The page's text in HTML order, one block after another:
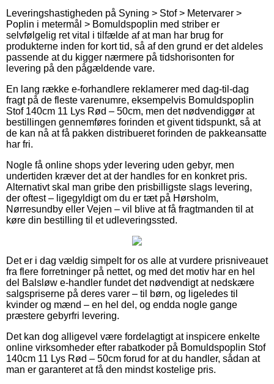
Leveringshastigheden på Syning > Stof > Metervarer >
Poplin i metermål > Bomuldspoplin med striber er
selvfølgelig ret vital i tilfælde af at man har brug for
produkterne inden for kort tid, så af den grund er det aldeles
passende at du kigger nærmere på tidshorisonten for
levering på den pågældende vare.
En lang række e-forhandlere reklamerer med dag-til-dag
fragt på de fleste varenumre, eksempelvis Bomuldspoplin
Stof 140cm 11 Lys Rød – 50cm, men det nødvendiggør at
bestillingen gennemføres forinden et givent tidspunkt, så at
de kan nå at få pakken distribueret forinden de pakkeansatte
har fri.
Nogle få online shops yder levering uden gebyr, men
undertiden kræver det at der handles for en konkret pris.
Alternativt skal man gribe den prisbilligste slags levering,
der oftest – ligegyldigt om du er tæt på Hørsholm,
Nørresundby eller Vejen – vil blive at få fragtmanden til at
køre din bestilling til et udleveringssted.
Det er i dag vældig simpelt for os alle at vurdere prisniveauet
fra flere forretninger på nettet, og med det motiv har en hel
del Balsløw e-handler fundet det nødvendigt at nedskære
salgspriserne på deres varer – til børn, og ligeledes til
kvinder og mænd – en hel del, og endda nogle gange
præstere gebyrfri levering.
Det kan dog alligevel være fordelagtigt at inspicere enkelte
online virksomheder efter rabatkoder på Bomuldspoplin Stof
140cm 11 Lys Rød – 50cm forud for at du handler, sådan at
man er garanteret at få den mindst kostelige pris.